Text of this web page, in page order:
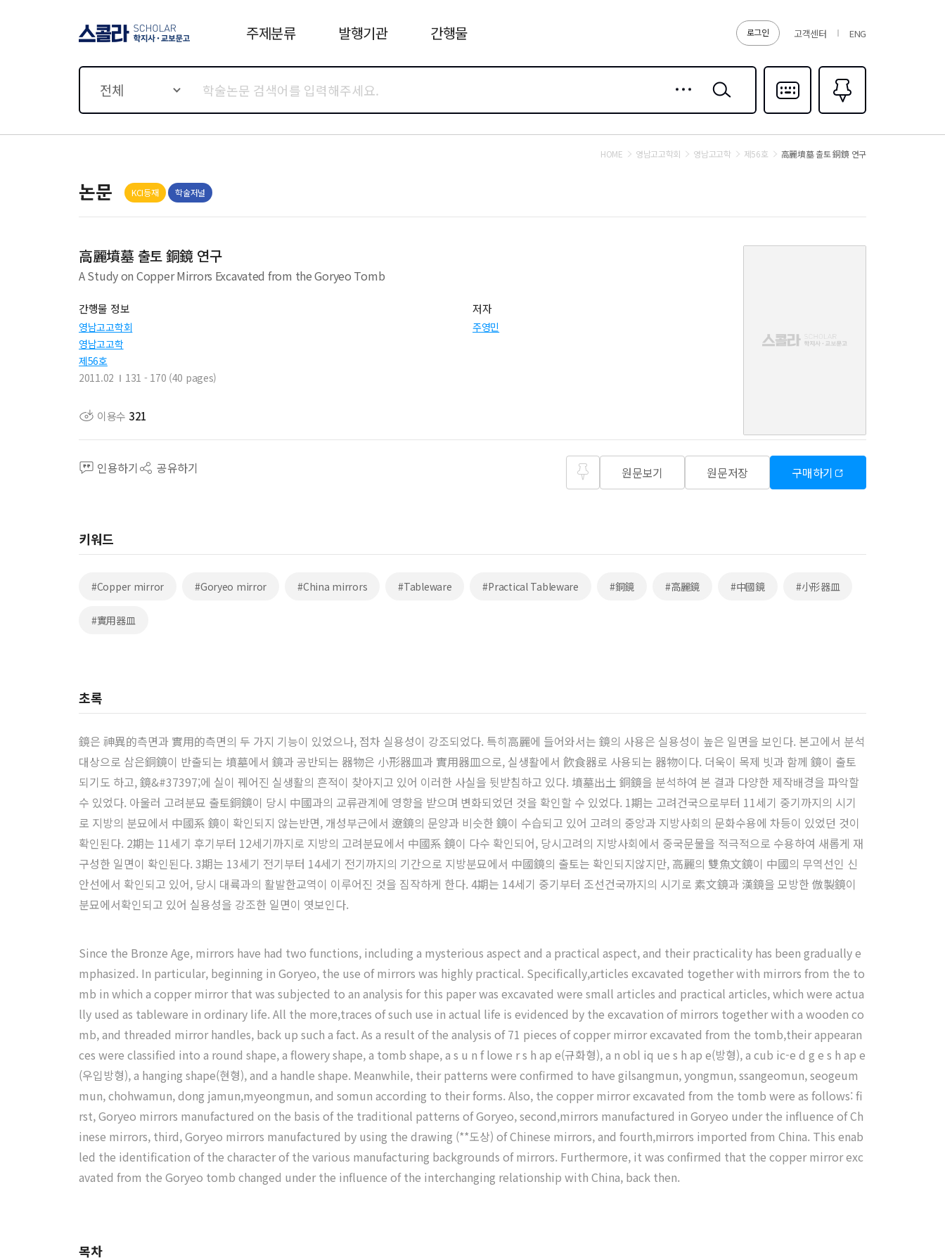
로그인 고객센터 ENG
주제분류 발행기관 간행물
전체
검색
다국어입력
즐겨찾기0
HOME 영남고고학회 영남고고학 제56호 高麗墳墓 출토 銅鏡 연구
논문 KCI등재 학술저널
高麗墳墓 출토 銅鏡 연구
A Study on Copper Mirrors Excavated from the Goryeo Tomb
간행물 정보
영남고고학회
영남고고학
제56호
2011.02
131 - 170 (40 pages)
저자
주영민
이용수 321
인용하기 공유하기 원문보기 원문저장 구매하기
키워드
#Copper mirror #Goryeo mirror #China mirrors #Tableware #Practical Tableware #銅鏡 #高麗鏡 #中國鏡 #小形器皿
#實用器皿
초록
鏡은 神異的측면과 實用的측면의 두 가지 기능이 있었으나, 점차 실용성이 강조되었다. 특히高麗에 들어와서는 鏡의 사용은 실용성이 높은 일면을 보인다. 본고에서 분석
대상으로 삼은銅鏡이 반출되는 墳墓에서 鏡과 공반되는 器物은 小形器皿과 實用器皿으로, 실생활에서 飮食器로 사용되는 器物이다. 더욱이 목제 빗과 함께 鏡이 출토
되기도 하고, 鏡&#37397;에 실이 꿰어진 실생활의 흔적이 찾아지고 있어 이러한 사실을 뒷받침하고 있다. 墳墓出土 銅鏡을 분석하여 본 결과 다양한 제작배경을 파악할
수 있었다. 아울러 고려분묘 출토銅鏡이 당시 中國과의 교류관계에 영향을 받으며 변화되었던 것을 확인할 수 있었다. 1期는 고려건국으로부터 11세기 중기까지의 시기
로 지방의 분묘에서 中國系 鏡이 확인되지 않는반면, 개성부근에서 遼鏡의 문양과 비슷한 鏡이 수습되고 있어 고려의 중앙과 지방사회의 문화수용에 차등이 있었던 것이
확인된다. 2期는 11세기 후기부터 12세기까지로 지방의 고려분묘에서 中國系 鏡이 다수 확인되어, 당시고려의 지방사회에서 중국문물을 적극적으로 수용하여 새롭게 재
구성한 일면이 확인된다. 3期는 13세기 전기부터 14세기 전기까지의 기간으로 지방분묘에서 中國鏡의 출토는 확인되지않지만, 高麗의 雙魚文鏡이 中國의 무역선인 신
안선에서 확인되고 있어, 당시 대륙과의 활발한교역이 이루어진 것을 짐작하게 한다. 4期는 14세기 중기부터 조선건국까지의 시기로 素文鏡과 漢鏡을 모방한 倣製鏡이
분묘에서확인되고 있어 실용성을 강조한 일면이 엿보인다.
Since the Bronze Age, mirrors have had two functions, including a mysterious aspect and a practical aspect, and their practicality has been gradually e
mphasized. In particular, beginning in Goryeo, the use of mirrors was highly practical. Specifically,articles excavated together with mirrors from the to
mb in which a copper mirror that was subjected to an analysis for this paper was excavated were small articles and practical articles, which were actua
lly used as tableware in ordinary life. All the more,traces of such use in actual life is evidenced by the excavation of mirrors together with a wooden co
mb, and threaded mirror handles, back up such a fact. As a result of the analysis of 71 pieces of copper mirror excavated from the tomb,their appearan
ces were classified into a round shape, a flowery shape, a tomb shape, a s u n f lowe r s h ap e(규화형), a n obl iq ue s h ap e(방형), a cub ic-e d g e s h ap e
(우입방형), a hanging shape(현형), and a handle shape. Meanwhile, their patterns were confirmed to have gilsangmun, yongmun, ssangeomun, seogeum
mun, chohwamun, dong jamun,myeongmun, and somun according to their forms. Also, the copper mirror excavated from the tomb were as follows: fi
rst, Goryeo mirrors manufactured on the basis of the traditional patterns of Goryeo, second,mirrors manufactured in Goryeo under the influence of Ch
inese mirrors, third, Goryeo mirrors manufactured by using the drawing (**도상) of Chinese mirrors, and fourth,mirrors imported from China. This enab
led the identification of the character of the various manufacturing backgrounds of mirrors. Furthermore, it was confirmed that the copper mirror exc
avated from the Goryeo tomb changed under the influence of the interchanging relationship with China, back then.
목차